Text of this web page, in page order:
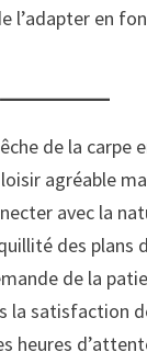
l’adapter en
de la carpe
agréable
avec la
des plans
de la
la satisfaction
heures